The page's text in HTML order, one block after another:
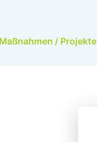
Maßnahmen / Projekte